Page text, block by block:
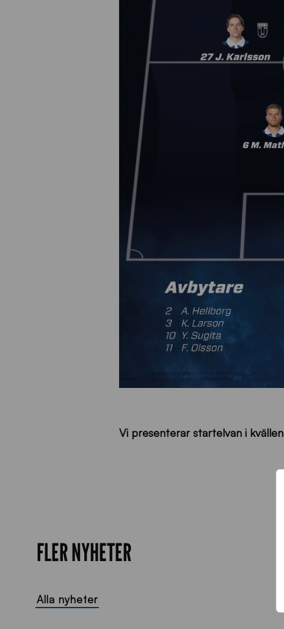
Vi presenterar startelvan i
FLER NYHETER
Alla nyheter